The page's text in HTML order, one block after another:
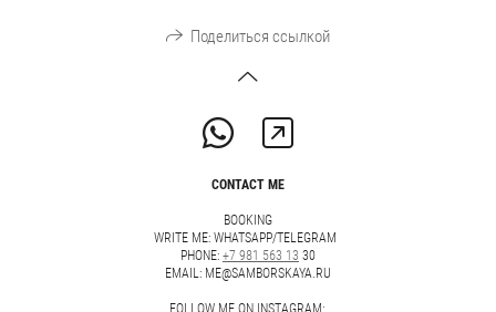
Поделиться ссылкой
CONTACT ME
BOOKING
WRITE ME: WHATSAPP/TELEGRAM
PHONE: +7 981 563 13 30
EMAIL: ME@SAMBORSKAYA.RU
FOLLOW ME ON INSTAGRAM: